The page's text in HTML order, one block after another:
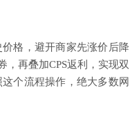
格，避开商家先涨价后降
再叠加CPS返利，实现双
个流程操作，绝大多数网